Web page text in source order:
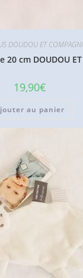
DOUDOU ET
cm DOUDOU ET
19,90€
au panier